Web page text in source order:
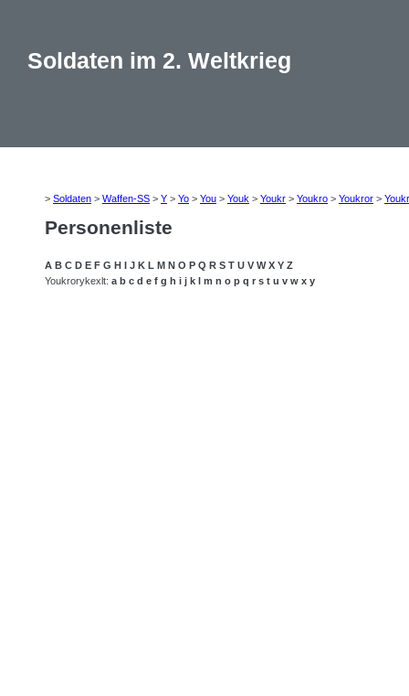
Soldaten im 2. Weltkrieg
> Soldaten > Waffen-SS > Y > Yo > You > Youk > Youkr > Youkro > Youkror >
Personenliste
A B C D E F G H I J K L M N O P Q R S T U V W X Y Z
Youkrorykexlt: a b c d e f g h i j k l m n o p q r s t u v w x y